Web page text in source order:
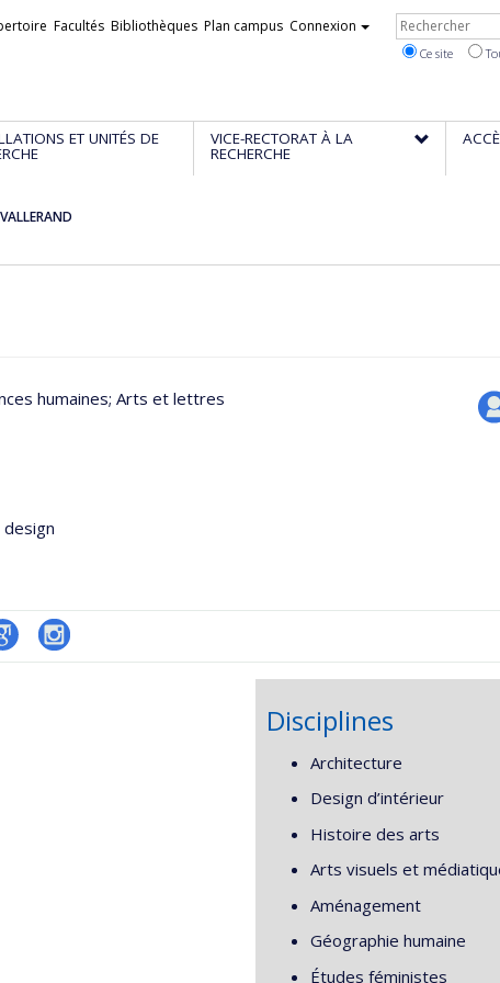
Facultés Bibliothèques Plan campus Connexion
Ce site
ET UNITÉS DE VICE-RECTORAT À LA
RECHERCHE
humaines; Arts et lettres
Instagram
Disciplines
Architecture
Design d’intérieur
Histoire des arts
Arts visuels et
Aménagement
Géographie humaine
Études féministes